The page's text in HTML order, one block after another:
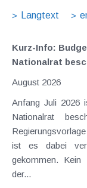
Langtext
Kurz-Info:
Nationalrat
August 2026
Anfang Juli 2026
Nationalrat
ist es dabei
gekommen. Kein Progressionsvorbehalt bei der Erhöhung
der...